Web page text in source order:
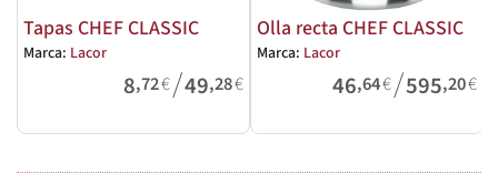
Tapas CHEF CLASSIC
Marca: Lacor
8,72€/49,28€
Olla recta CHEF CLASSIC
Marca: Lacor
46,64€/595,20€